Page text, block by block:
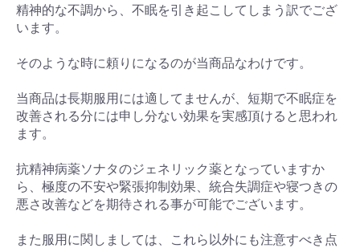
精神的な不調から、不眠を引き起こしてしまう訳でござ
います。
そのような時に頼りになるのが当商品なわけです。
当商品は長期服用には適してませんが、短期で不眠症を
改善される分には申し分ない効果を実感頂けると思われ
ます。
抗精神病薬ソナタのジェネリック薬となっていますか
ら、極度の不安や緊張抑制効果、統合失調症や寝つきの
悪さ改善などを期待される事が可能でございます。
また服用に関しましては、これら以外にも注意すべき点